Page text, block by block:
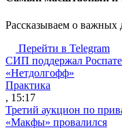
Рассказываем о
Перейти в Telegram
СИП поддержал
«Нетдолгофф»
Практика
, 15:17
Третий аукцион по
«Макфы» провалился